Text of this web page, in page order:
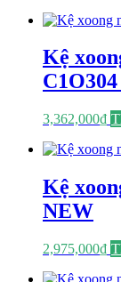
Kệ
3,362,000₫
Kệ
NEW
2,975,000₫